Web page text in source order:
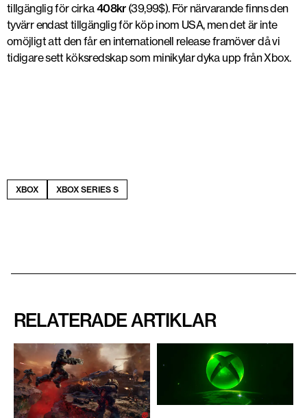
tillgänglig för cirka408kr(39,99$). För närvarande finns den
tyvärr endast tillgänglig för köp inom USA, men det är inte
omöjligt att den får en internationell release framöver då vi
tidigare sett köksredskap som minikylar dyka upp från Xbox.
XBOX XBOX SERIES S
RELATERADE ARTIKLAR